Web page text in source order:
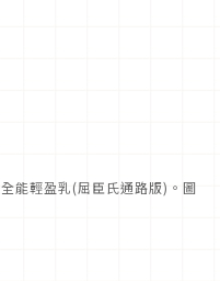
能輕盈乳(屈臣氏通路版)。圖